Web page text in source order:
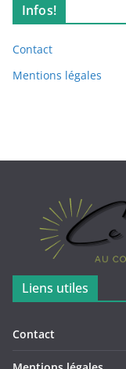
Infos!
Contact
Mentions légales
Liens utiles
Contact